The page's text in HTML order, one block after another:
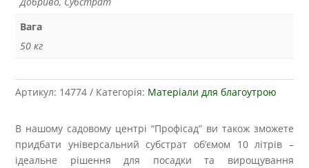
Вага
50 кг
Артикул: 14774 Категорія: Матеріали для благоутрою
В нашому садовому центрі “Профісад” ви також зможете
придбати універсальний субстрат об’ємом 10 літрів –
ідеальне рішення для посадки та вирощування